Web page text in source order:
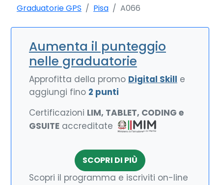
Graduatorie GPS Pisa A066
Aumenta il punteggio
nelle graduatorie
Approfitta della promo Digital Skill e
aggiungi fino 2 punti
Certificazioni LIM, TABLET, CODING e
GSUITE accreditate
SCOPRI DI PIÙ
Scopri il programma e iscriviti on-line